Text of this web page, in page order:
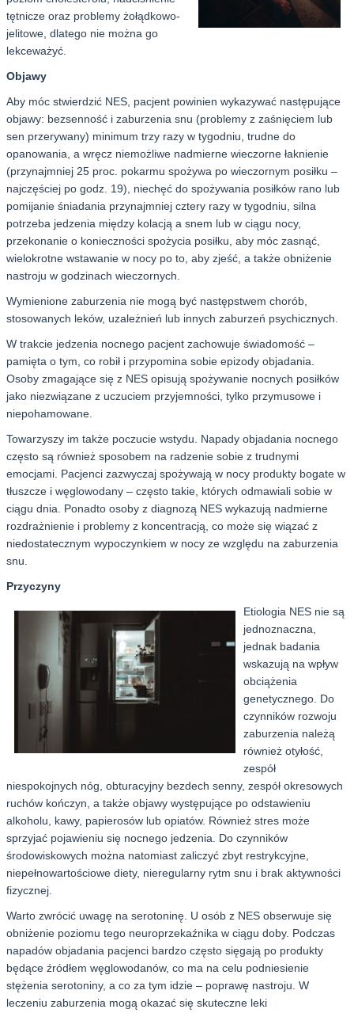
tętnicze oraz problemy żołądkowo-
jelitowe, dlatego nie można go
lekceważyć.
Objawy
Aby móc stwierdzić NES, pacjent powinien wykazywać następujące
objawy: bezsenność i zaburzenia snu (problemy z zaśnięciem lub
sen przerywany) minimum trzy razy w tygodniu, trudne do
opanowania, a wręcz niemożliwe nadmierne wieczorne łaknienie
(przynajmniej 25 proc. pokarmu spożywa po wieczornym posiłku –
najczęściej po godz. 19), niechęć do spożywania posiłków rano lub
pomijanie śniadania przynajmniej cztery razy w tygodniu, silna
potrzeba jedzenia między kolacją a snem lub w ciągu nocy,
przekonanie o konieczności spożycia posiłku, aby móc zasnąć,
wielokrotne wstawanie w nocy po to, aby zjeść, a także obniżenie
nastroju w godzinach wieczornych.
Wymienione zaburzenia nie mogą być następstwem chorób,
stosowanych leków, uzależnień lub innych zaburzeń psychicznych.
W trakcie jedzenia nocnego pacjent zachowuje świadomość –
pamięta o tym, co robił i przypomina sobie epizody objadania.
Osoby zmagające się z NES opisują spożywanie nocnych posiłków
jako niezwiązane z uczuciem przyjemności, tylko przymusowe i
niepohamowane.
Towarzyszy im także poczucie wstydu. Napady objadania nocnego
często są również sposobem na radzenie sobie z trudnymi
emocjami. Pacjenci zazwyczaj spożywają w nocy produkty bogate w
tłuszcze i węglowodany – często takie, których odmawiali sobie w
ciągu dnia. Ponadto osoby z diagnozą NES wykazują nadmierne
rozdrażnienie i problemy z koncentracją, co może się wiązać z
niedostatecznym wypoczynkiem w nocy ze względu na zaburzenia
snu.
Przyczyny
Etiologia NES nie są
jednoznaczna,
jednak badania
wskazują na wpływ
obciążenia
genetycznego. Do
czynników rozwoju
zaburzenia należą
również otyłość,
zespół
niespokojnych nóg, obturacyjny bezdech senny, zespół okresowych
ruchów kończyn, a także objawy występujące po odstawieniu
alkoholu, kawy, papierosów lub opiatów. Również stres może
sprzyjać pojawieniu się nocnego jedzenia. Do czynników
środowiskowych można natomiast zaliczyć zbyt restrykcyjne,
niepełnowartościowe diety, nieregularny rytm snu i brak aktywności
fizycznej.
Warto zwrócić uwagę na serotoninę. U osób z NES obserwuje się
obniżenie poziomu tego neuroprzekaźnika w ciągu doby. Podczas
napadów objadania pacjenci bardzo często sięgają po produkty
będące źródłem węglowodanów, co ma na celu podniesienie
stężenia serotoniny, a co za tym idzie – poprawę nastroju. W
leczeniu zaburzenia mogą okazać się skuteczne leki